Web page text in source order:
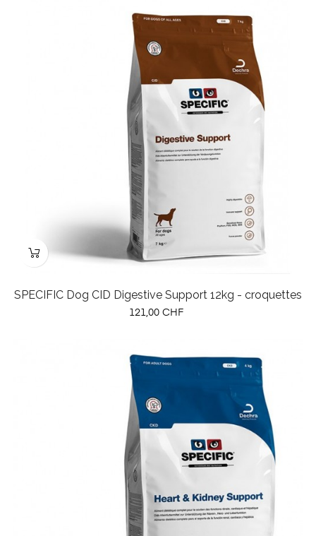
SPECIFIC Dog CID Digestive Support 12kg - croquettes
Prix
121,00 CHF